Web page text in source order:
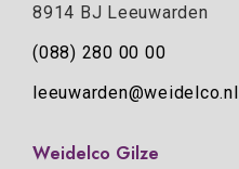
8914 BJ Leeuwarden
(088) 280 00 00
leeuwarden@weidelco.nl
Weidelco Gilze